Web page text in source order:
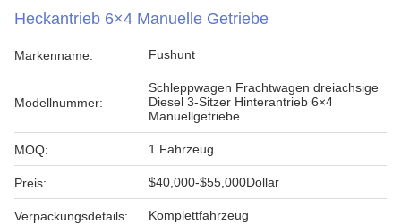
Heckantrieb 6×4 Manuelle Getriebe
Markenname: Fushunt
Modellnummer:
Schleppwagen Frachtwagen dreiachsige
Diesel 3-Sitzer Hinterantrieb 6×4
Manuellgetriebe
MOQ: 1 Fahrzeug
Preis: $40,000-$55,000Dollar
Verpackungsdetails: Komplettfahrzeug